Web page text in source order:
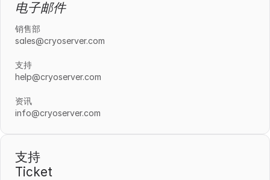
电子邮件
销售部
sales@cryoserver.com
支持
help@cryoserver.com
资讯
info@cryoserver.com
支持
Ticket